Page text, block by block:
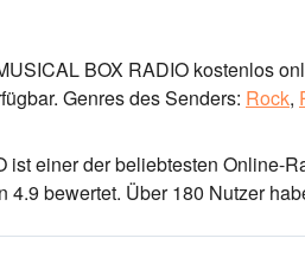
BOX RADIO kostenlos
Genres des Senders: Rock,
ist einer der beliebtesten Online-
4.9 bewertet. Über 180 Nutzer